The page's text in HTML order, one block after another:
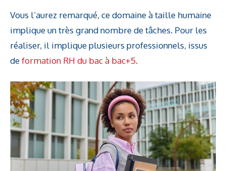
Vous l’aurez remarqué, ce domaine à taille humaine
implique un très grand nombre de tâches. Pour les
réaliser, il implique plusieurs professionnels, issus
deformation RH du bac à bac+5.